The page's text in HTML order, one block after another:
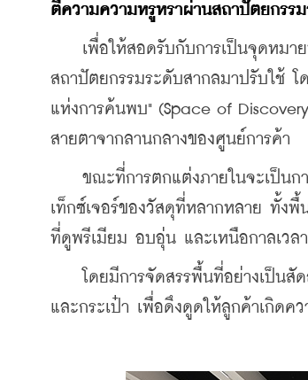
ตีความความหรูหราผ่านสถาปัตยกรร
เพื่อให้สอดรับกับการเป็นจุดหมาย
สถาปัตยกรรมระดับสากลมาปรับใช้
แห่งการค้นพบ" (Space of
สายตาจากลานกลางของศูนย์การค้า
ขณะที่การตกแต่งภายในจะเป็นกา
เท็กซ์เจอร์ของวัสดุที่หลากหลาย ทั้ง
ที่ดูพรีเมียม อบอุ่น และเหนือกาลเวลา
โดยมีการจัดสรรพื้นที่อย่างเป็นสัด
และกระเป๋า เพื่อดึงดูดให้ลูกค้าเกิดค